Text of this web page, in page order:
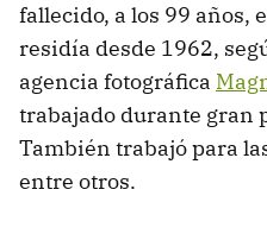
fallecido, a los 99 años,
residía desde 1962,
agencia fotográfica
trabajado durante gran
También trabajó para
entre otros.